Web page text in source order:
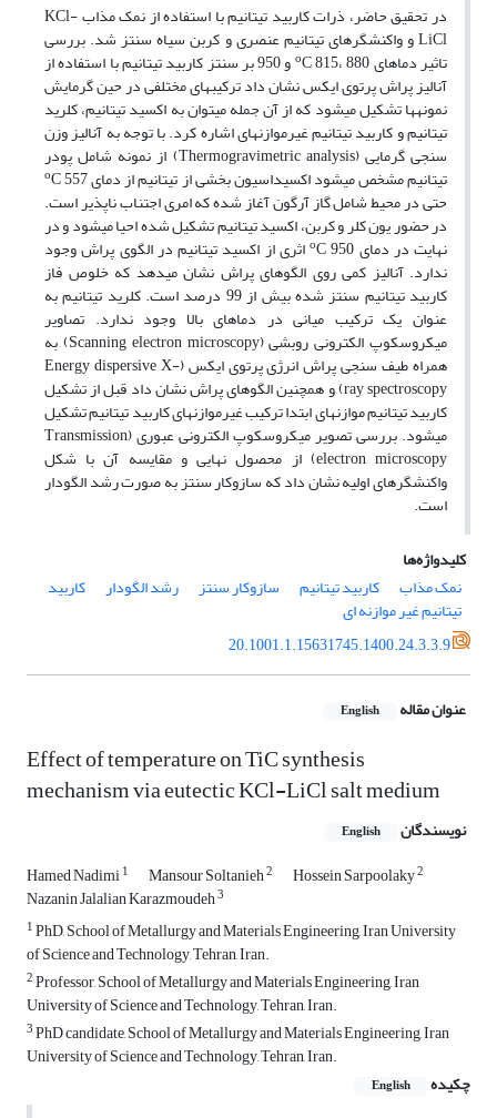
در تحقیق حاضر، ذرات کاربید تیتانیم با استفاده از نمک مذاب KCl-
LiCl و واکنشگرهای تیتانیم عنصری و کربن سیاه سنتز شد. بررسی
تاثیر دماهای o C 815، 880 و 950 بر سنتز کاربید تیتانیم با استفاده از
آنالیز پراش پرتوی ایکس نشان داد ترکیب‏های مختلفی در حین گرمایش
نمونه‏ها تشکیل می‏شود که از آن جمله می‏توان به اکسید تیتانیم، کلرید
تیتانیم و کاربید تیتانیم غیرموازنه‏ای اشاره کرد. با توجه به آنالیز وزن
سنجی گرمایی (Thermogravimetric analysis) از نمونه شامل پودر
تیتانیم مشخص می‏شود اکسیداسیون بخشی از تیتانیم از دمای oC 557
حتی در محیط شامل گاز آرگون آغاز شده که امری اجتناب ناپذیر است.
در حضور یون کلر و کربن، اکسید تیتانیم تشکیل شده احیا می‏شود و در
نهایت در دمای o C 950 اثری از اکسید تیتانیم در الگوی پراش وجود
ندارد. آنالیز کمی روی الگوهای پراش نشان می‏دهد که خلوص فاز
کاربید تیتانیم سنتز شده بیش از 99 درصد است. کلرید تیتانیم به
عنوان یک ترکیب میانی در دماهای بالا وجود ندارد. تصاویر
میکروسکوپ الکترونی روبشی (Scanning electron microscopy) به
همراه طیف سنجی پراش انرژی پرتوی ایکس (Energy dispersive X-
ray spectroscopy) و همچنین الگوهای پراش نشان داد قبل از تشکیل
کاربید تیتانیم موازنه‏ای ابتدا ترکیب غیرموازنه‏ای کاربید تیتانیم تشکیل
می‏شود. بررسی تصویر میکروسکوپ الکترونی عبوری (Transmission
electron microscopy) از محصول نهایی و مقایسه آن با شکل
واکنشگرهای اولیه نشان داد که سازوکار سنتز به صورت رشد الگودار
است.
کلیدواژه‌ها
نمک مذاب
کاربید تیتانیم سازوکار سنتز رشد الگودار کاربید
تیتانیم غیر موازنه ای
20.1001.1.15631745.1400.24.3.3.9
عنوان مقاله English
Effect of temperature on TiC synthesis
mechanism via eutectic KCl-LiCl salt medium
نویسندگان English
Hamed Nadimi1 Mansour Soltanieh2 Hossein Sarpoolaky2
Nazanin Jalalian Karazmoudeh3
1PhD, School of Metallurgy and Materials Engineering, Iran University
of Science and Technology, Tehran, Iran.
2Professor, School of Metallurgy and Materials Engineering, Iran
University of Science and Technology, Tehran, Iran.
3PhD candidate, School of Metallurgy and Materials Engineering, Iran
University of Science and Technology, Tehran, Iran.
چکیده
English